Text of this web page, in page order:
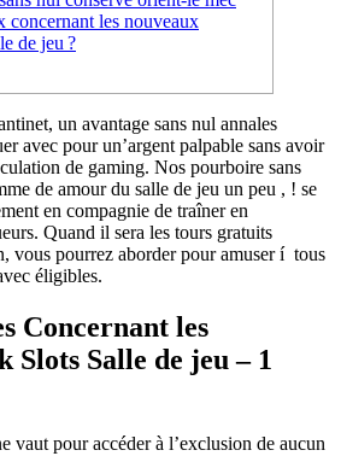
concernant les nouveaux
de jeu ?
un avantage sans nul annales
avec pour un’argent palpable sans avoir
de gaming. Nos pourboire sans
de amour du salle de jeu un peu , ! se
en compagnie de traîner en
Quand il sera les tours gratuits
vous pourrez aborder pour amuser í tous
éligibles.
Concernant les
Salle de jeu – 1
vaut pour accéder à l’exclusion de aucun